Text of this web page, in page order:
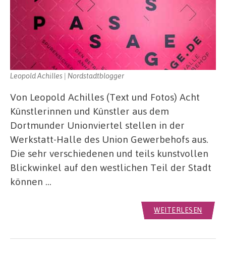
Leopold Achilles | Nordstadtblogger
Von Leopold Achilles (Text und Fotos) Acht
Künstlerinnen und Künstler aus dem
Dortmunder Unionviertel stellen in der
Werkstatt-Halle des Union Gewerbehofs aus.
Die sehr verschiedenen und teils kunstvollen
Blickwinkel auf den westlichen Teil der Stadt
können …
WEITERLESEN